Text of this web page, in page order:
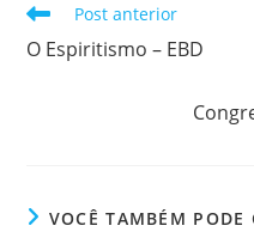
Post anterior
O Espiritismo – EBD
VOCÊ TAMBÉM PODE